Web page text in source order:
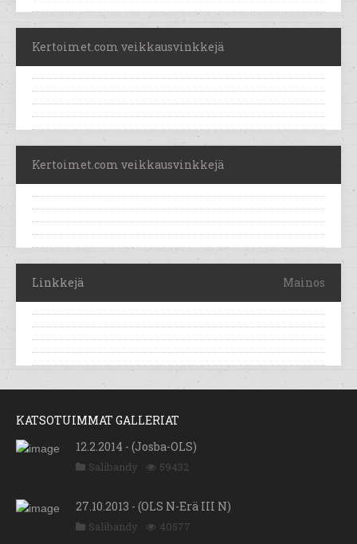
Kertoimet.com veikkausvinkkejä
Kertoimet.com veikkausvinkkejä
Linkkejä Mainos
KATSOTUIMMAT GALLERIAT
12.2.2014 - (Josba-OLS)
Salibandy 59432
27.10.2013 - (OLS N-Erä III N)
Salibandy 40577